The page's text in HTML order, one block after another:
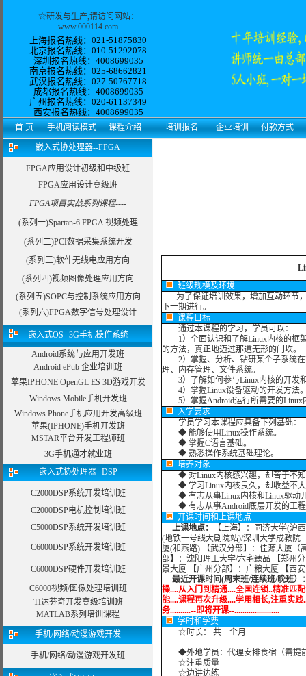
☆研发与生产,请访问网站：
www.000114.com
上海报名热线：021-51875830
北京报名热线：010-51292078
深圳报名热线：4008699035
南京报名热线：025-68662821
武汉报名热线：027-50767718
成都报名热线：4008699035
广州报名热线： 020-61137349
西安报名热线： 4008699035
首 页 手机阅读模式 课程介绍 培训报名 企业培训 付款方式
嵌入式协处理器--FPGA
FPGA应用设计初级和中级班
FPGA应用设计高级班
FPGA项目实战系列课程----
(系列一)Spartan-6 FPGA 视频处理
(系列二)PCI数据采集系统开发
(系列三)软件无线电应用方向
(系列四)视频图像处理应用方向
(系列五)SOPC与控制系统应用方向
(系列六)FPGA数字信号处理设计
嵌入式OS--3G手机操作系统
Android系统与应用开发班
Android ePub 企业培训班
苹果IPHONE OpenGL ES 3D游戏开发
Windows Mobile手机开发班
Windows Phone手机应用开发高级班
苹果(IPHONE)手机开发班
MSTAR平台开发工程师班
3G手机通才就业班
嵌入式协处理器--DSP
C2000DSP系统开发培训班
C2000DSP电机控制培训班
C5000DSP系统开发培训班
C6000DSP系统开发培训班
C6000DSP硬件开发培训班
C6000视频/图像处理培训班
TI达芬奇开发高级培训班
MATLAB系列培训课程
手机/网络/动漫游戏开发
手机/网络/动漫游戏开发班
班级规模及环境
为了保证培训效果，增加互动环节，
下一期进行。
课程目标
通过本课程的学习，学员可以：
1）全面认识和了解Linux内核的框架
的方法，真正地迈过那道无形的门坎。
2）掌握、分析、钻研某个子系统在
理、内存管理、文件系统。
3）了解如何参与Linux内核的开发
4）掌握Linux设备驱动的开发方法
5）掌握Android运行所需要的Linux
入学要求
学员学习本课程应具备下列基础：
◆ 能够使用Linux操作系统。
◆ 掌握C语言基础。
◆ 熟悉操作系统基础理论。
培养对象
◆ 对Linux内核感兴趣，却苦于不知
◆ 学习Linux内核良久，却收益不大
◆ 有志从事Linux内核和Linux驱动
◆ 有志从事Android底层开发的工程
开课时间和上课地点
上课地点：
【上海】：同济大学(沪
(地铁一号线大剧院站)/深圳大学成教院
厦(和燕路) 【武汉分部】：佳源大厦（
部】：沈阳理工大学/六宅臻品 【郑州
景大厦 【广州分部】：广粮大厦 【西
最近开课时间(周末班/连续班/晚班）
操....从入门到精通....全国连锁..精准匹
能....课程再次升级....学用相长,注重实
务..........--即将开课--......................
学时和学费
☆时长： 共一个月
◆外地学员：代理安排食宿（需提
☆注重质量
☆边讲边练